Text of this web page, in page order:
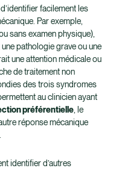
facilement les
Par exemple,
sans examen physique),
pathologie grave ou une
une attention médicale ou
de traitement non
des trois syndromes
au clinicien ayant
préférentielle, le
réponse mécanique
identifier d’autres